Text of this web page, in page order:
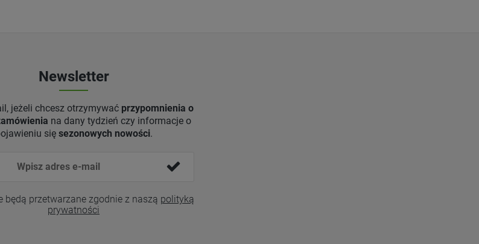
Newsletter
jeżeli chcesz otrzymywać przypomnienia o
na dany tydzień czy informacje o
się sezonowych nowości.
będą przetwarzane zgodnie z naszą polityką
prywatności